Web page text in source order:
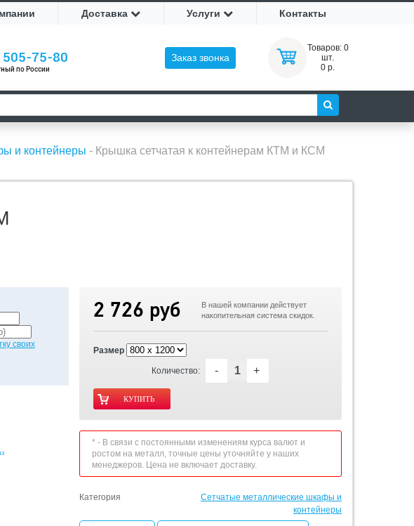
Доставка Услуги Контакты
505-75-80
по России
Заказ звонка
Товаров: 0
шт.
0 р.
и контейнеры - Крышка сетчатая к контейнерам КТМ и КСМ
своих
2 726 руб
В нашей компании действует
накопительная система скидок.
Размер
Количество: - +
* - В связи с постоянными изменениям курса валют и
ростом на металл, точные цены уточняйте у наших
менеджеров. Цена не включает доставку.
Категория
Сетчатые металлические шкафы и
контейнеры